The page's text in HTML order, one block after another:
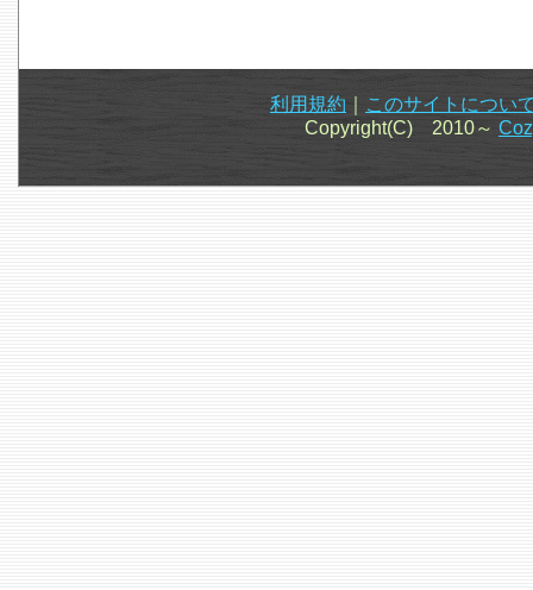
利用規約
このサイトについ
Copyright(C) 2010～